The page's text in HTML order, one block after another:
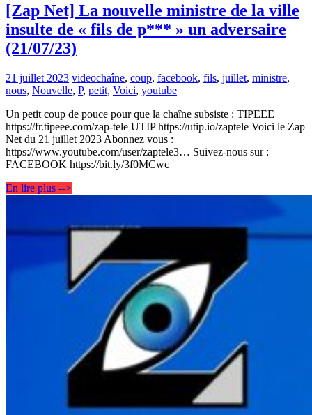
[Zap Net] La nouvelle ministre de la ville
insulte de « fils de p*** » un adversaire
(21/07/23)
21 juillet 2023 videochaîne, coup, facebook, fils, juillet, ministre,
nous, Nouvelle, P, petit, Voici, youtube
Un petit coup de pouce pour que la chaîne subsiste : TIPEEE
https://fr.tipeee.com/zap-tele UTIP https://utip.io/zaptele Voici le Zap
Net du 21 juillet 2023 Abonnez vous :
https://www.youtube.com/user/zaptele3… Suivez-nous sur :
FACEBOOK https://bit.ly/3f0MCwc
En lire plus -->